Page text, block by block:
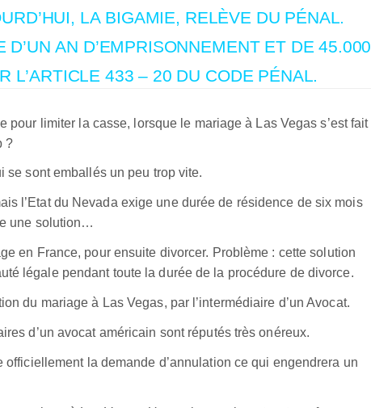
la bigamie, relève du pénal.
an d’emprisonnement et de 45.000
l’article 433 – 20 du Code pénal.
limiter la casse, lorsque le mariage à Las Vegas s’est fait
?
se sont emballés un peu trop vite.
l’Etat du Nevada exige une durée de résidence de six mois
une solution…
en France, pour ensuite divorcer. Problème : cette solution
légale pendant toute la durée de la procédure de divorce.
du mariage à Las Vegas, par l’intermédiaire d’un Avocat.
d’un avocat américain sont réputés très onéreux.
la demande d’annulation ce qui engendrera un